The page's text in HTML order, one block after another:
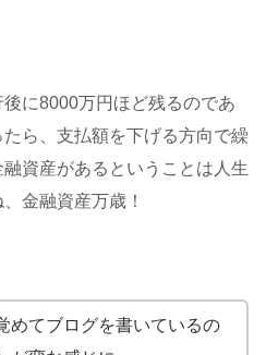
に8000万円ほど残るのであ
ら、支払額を下げる方向で繰
資産があるということは人生
金融資産万歳！
めてブログを書いているの